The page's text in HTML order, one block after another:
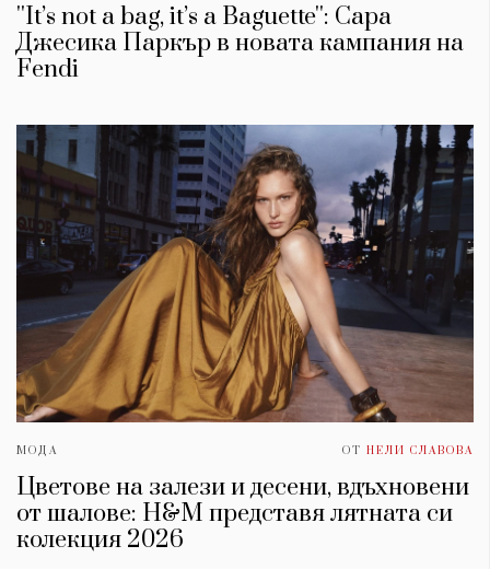
''It’s not a bag, it’s a Baguette'': Сара
Джесика Паркър в новата кампания на
Fendi
МОДА ОТ НЕЛИ СЛАВОВА
Цветове на залези и десени, вдъхновени
от шалове: H&M представя лятната си
колекция 2026